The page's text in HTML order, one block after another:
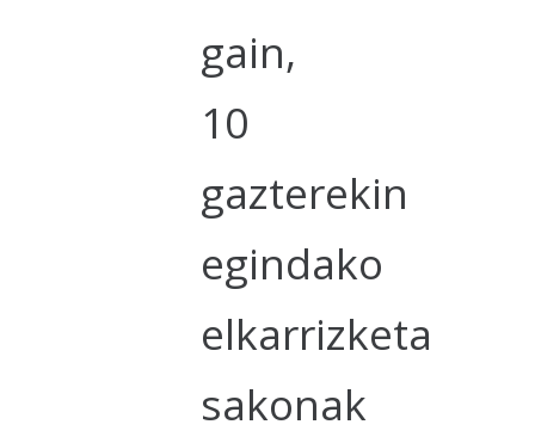
gain,
10
gazterekin
egindako
elkarrizketa
sakonak